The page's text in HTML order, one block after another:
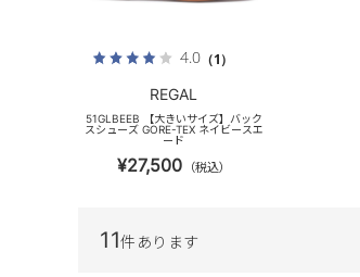
4.0（1）
REGAL
51GLBEEB 【大きいサイズ】バック
スシューズ GORE-TEX ネイビースエ
ード
¥27,500 （税込）
11件あります